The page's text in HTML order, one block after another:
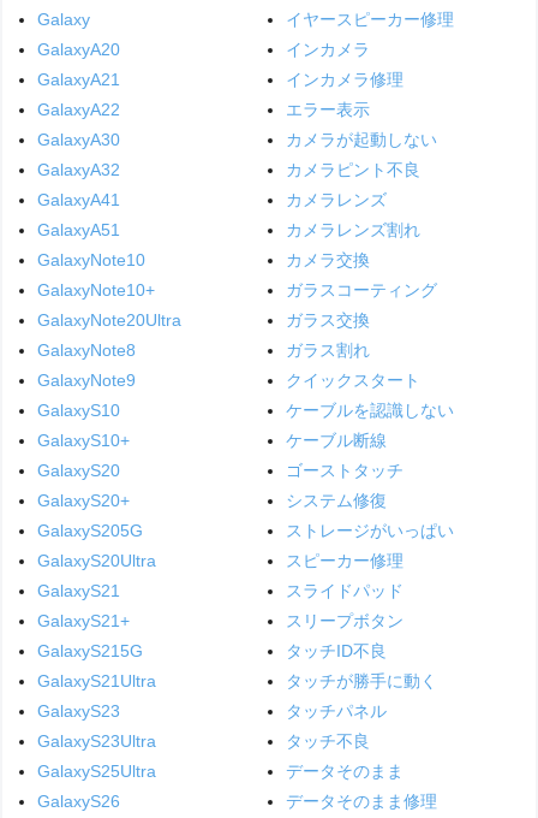
Galaxy
GalaxyA20
GalaxyA21
GalaxyA22
GalaxyA30
GalaxyA32
GalaxyA41
GalaxyA51
GalaxyNote10
GalaxyNote10+
GalaxyNote20Ultra
GalaxyNote8
GalaxyNote9
GalaxyS10
GalaxyS10+
GalaxyS20
GalaxyS20+
GalaxyS205G
GalaxyS20Ultra
GalaxyS21
GalaxyS21+
GalaxyS215G
GalaxyS21Ultra
GalaxyS23
GalaxyS23Ultra
GalaxyS25Ultra
GalaxyS26
イヤースピーカー修理
インカメラ
インカメラ修理
エラー表示
カメラが起動しない
カメラピント不良
カメラレンズ
カメラレンズ割れ
カメラ交換
ガラスコーティング
ガラス交換
ガラス割れ
クイックスタート
ケーブルを認識しない
ケーブル断線
ゴーストタッチ
システム修復
ストレージがいっぱい
スピーカー修理
スライドパッド
スリープボタン
タッチID不良
タッチが勝手に動く
タッチパネル
タッチ不良
データそのまま
データそのまま修理